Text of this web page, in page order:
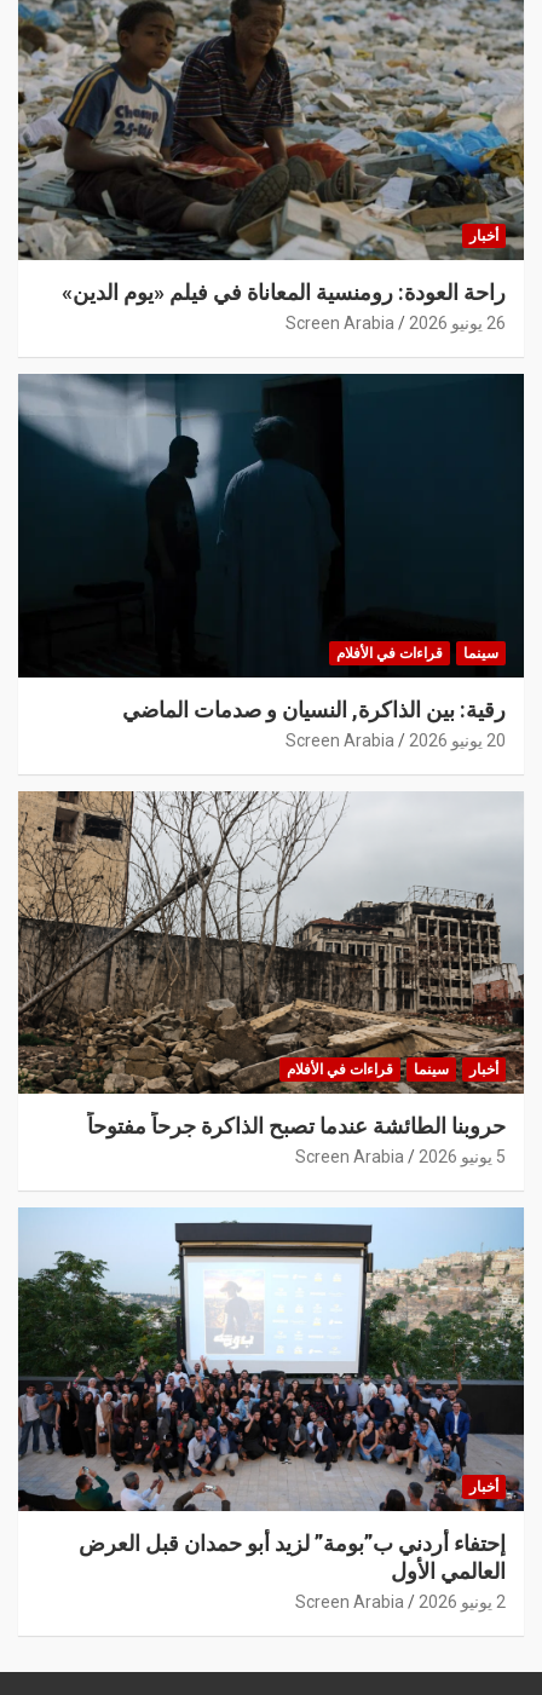
أخبار
راحة العودة: رومنسية المعاناة في فيلم «يوم الدين»
26 يونيو 2026 Screen Arabia
سينما قراءات في الأفلام
رقية: بين الذاكرة, النسيان و صدمات الماضي
20 يونيو 2026 Screen Arabia
أخبار سينما قراءات في الأفلام
حروبنا الطائشة عندما تصبح الذاكرة جرحاً مفتوحاً
5 يونيو 2026 Screen Arabia
أخبار
إحتفاء أردني ب”بومة” لزيد أبو حمدان قبل العرض
العالمي الأول
2 يونيو 2026 Screen Arabia